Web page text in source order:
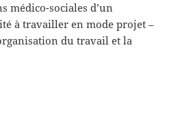
médico-sociales d’un
à travailler en mode projet –
du travail et la